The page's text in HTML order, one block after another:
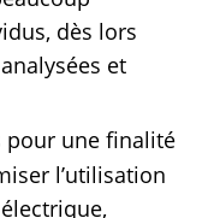
dès lors
et
pour une finalité
l’utilisation